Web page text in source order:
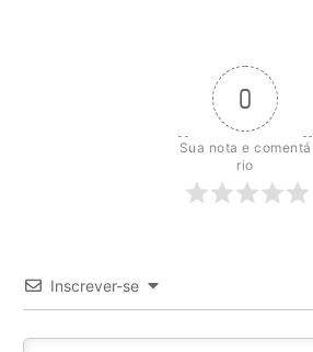
0
Sua nota e comentá
rio
Inscrever-se